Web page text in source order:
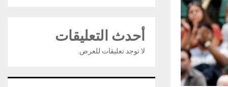
أحدث التعليقات
لا توجد تعليقات للعرض.